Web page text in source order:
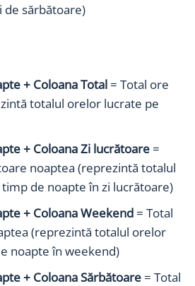
de sărbătoare)
+ Coloana Total = Total ore
totalul orelor lucrate pe
+ Coloana Zi lucrătoare =
noaptea (reprezintă totalul
de noapte în zi lucrătoare)
+ Coloana Weekend = Total
(reprezintă totalul orelor
noapte în weekend)
+ Coloana Sărbătoare = Total